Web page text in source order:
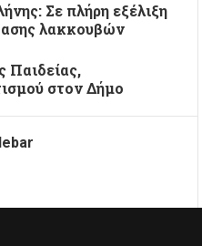
Σε πλήρη εξέλιξη
λακκουβών
Παιδείας,
στον Δήμο